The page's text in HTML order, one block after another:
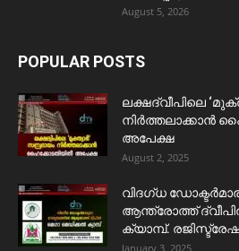
August 5, 2026
POPULAR POSTS
ലക്ഷദ്വീപിലെ
നിർത്തലാക്കാൻ
അപേക്ഷ
August 2, 2025
വിദഗ്ധ
ആന്ത്രോത്ത്
ക്യാമ്പ്.
January 3, 2025